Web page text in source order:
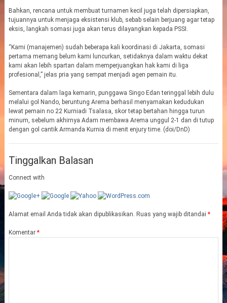
Bahkan, rencana untuk membuat turnamen kecil juga telah dipersiapkan,
tujuannya untuk menjaga eksistensi klub, sebab selain berjuang agar tetap
eksis, langkah somasi juga akan terus dilayangkan kepada PSSI.
“Kami (manajemen) sudah beberapa kali koordinasi di Jakarta, somasi
pertama memang belum kami luncurkan, setidaknya dalam waktu dekat
kami akan lebih spartan dalam memperjuangkan hak kami di liga
profesional,” jelas pria yang sempat menjadi agen pemain itu.
Sementara dalam laga kemarin, punggawa Singo Edan teringgal lebih dulu
melalui gol Nando, beruntung Arema berhasil menyamakan kedudukan
lewat pemain no 22 Kurniadi Tsalasa, skor tetap bertahan hingga turun
minum, sebelum akhirnya Adam membawa Arema unggul 2-1 dan di tutup
dengan gol cantik Armanda Kurnia di menit enjury time. (doi/DnD)
Tinggalkan Balasan
Connect with
Alamat email Anda tidak akan dipublikasikan. Ruas yang wajib ditandai *
Komentar *